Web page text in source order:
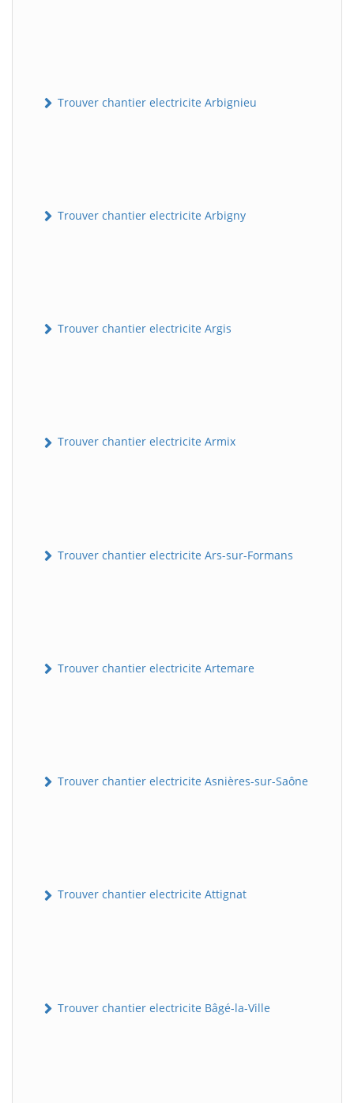
Trouver chantier electricite Arbignieu
Trouver chantier electricite Arbigny
Trouver chantier electricite Argis
Trouver chantier electricite Armix
Trouver chantier electricite Ars-sur-Formans
Trouver chantier electricite Artemare
Trouver chantier electricite Asnières-sur-Saône
Trouver chantier electricite Attignat
Trouver chantier electricite Bâgé-la-Ville